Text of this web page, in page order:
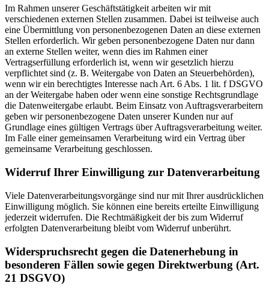
Im Rahmen unserer Geschäftstätigkeit arbeiten wir mit
verschiedenen externen Stellen zusammen. Dabei ist teilweise auch
eine Übermittlung von personenbezogenen Daten an diese externen
Stellen erforderlich. Wir geben personenbezogene Daten nur dann
an externe Stellen weiter, wenn dies im Rahmen einer
Vertragserfüllung erforderlich ist, wenn wir gesetzlich hierzu
verpflichtet sind (z. B. Weitergabe von Daten an Steuerbehörden),
wenn wir ein berechtigtes Interesse nach Art. 6 Abs. 1 lit. f DSGVO
an der Weitergabe haben oder wenn eine sonstige Rechtsgrundlage
die Datenweitergabe erlaubt. Beim Einsatz von Auftragsverarbeitern
geben wir personenbezogene Daten unserer Kunden nur auf
Grundlage eines gültigen Vertrags über Auftragsverarbeitung weiter.
Im Falle einer gemeinsamen Verarbeitung wird ein Vertrag über
gemeinsame Verarbeitung geschlossen.
Widerruf Ihrer Einwilligung zur Datenverarbeitung
Viele Datenverarbeitungsvorgänge sind nur mit Ihrer ausdrücklichen
Einwilligung möglich. Sie können eine bereits erteilte Einwilligung
jederzeit widerrufen. Die Rechtmäßigkeit der bis zum Widerruf
erfolgten Datenverarbeitung bleibt vom Widerruf unberührt.
Widerspruchsrecht gegen die Datenerhebung in
besonderen Fällen sowie gegen Direktwerbung (Art.
21 DSGVO)